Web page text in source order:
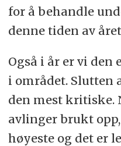
for å behandle
denne tiden av
Også i år er vi den
i området. Slutten
den mest kritiske.
avlinger brukt
høyeste og det er